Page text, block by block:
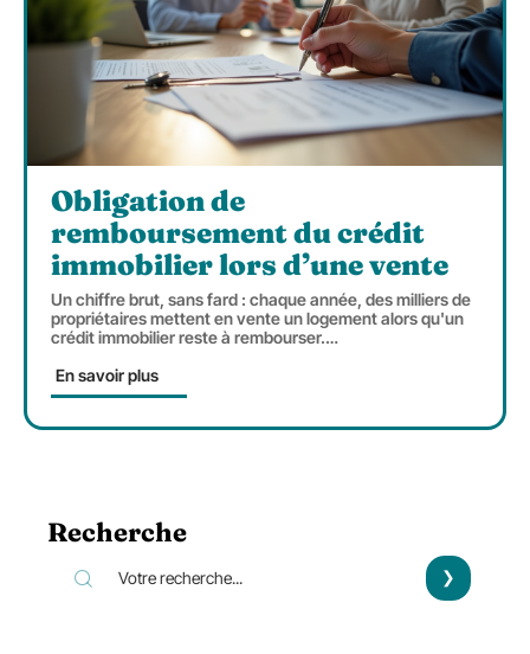
Obligation de
remboursement du crédit
immobilier lors d’une vente
Un chiffre brut, sans fard : chaque année, des milliers de
propriétaires mettent en vente un logement alors qu'un
crédit immobilier reste à rembourser.…
En savoir plus
Recherche